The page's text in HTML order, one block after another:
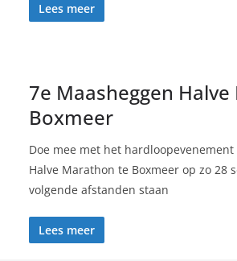
Lees meer
7e Maasheggen
Boxmeer
Doe mee met het hardloopevenement
Halve Marathon te Boxmeer op zo 28
volgende afstanden staan
Lees meer